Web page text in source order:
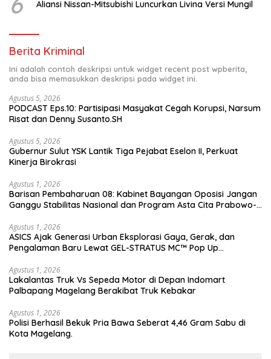
Aliansi Nissan-Mitsubishi Luncurkan Livina Versi Mungil
Berita Kriminal
Ini adalah contoh deskripsi untuk widget recent post wpberita,
anda bisa memasukkan deskripsi pada widget ini.
Agustus 5, 2026
PODCAST Eps.10: Partisipasi Masyakat Cegah Korupsi, Narsum
Risat dan Denny Susanto.SH
Agustus 5, 2026
Gubernur Sulut YSK Lantik Tiga Pejabat Eselon II, Perkuat
Kinerja Birokrasi
Agustus 1, 2026
Barisan Pembaharuan 08: Kabinet Bayangan Oposisi Jangan
Ganggu Stabilitas Nasional dan Program Asta Cita Prabowo-
Agustus 1, 2026
ASICS Ajak Generasi Urban Eksplorasi Gaya, Gerak, dan
Pengalaman Baru Lewat GEL-STRATUS MC™ Pop Up
Agustus 1, 2026
Lakalantas Truk Vs Sepeda Motor di Depan Indomart
Palbapang Magelang Berakibat Truk Kebakar
Agustus 1, 2026
Polisi Berhasil Bekuk Pria Bawa Seberat 4,46 Gram Sabu di
Kota Magelang.